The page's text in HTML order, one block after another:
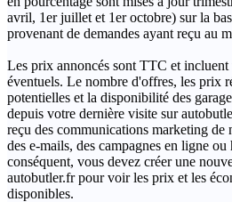
avril, 1er juillet et 1er octobre) sur la
provenant de demandes ayant reçu au
Les prix annoncés sont TTC et incluent
éventuels. Le nombre d'offres, les prix
potentielles et la disponibilité des
depuis votre dernière visite sur
reçu des communications marketing de
des e-mails, des campagnes en ligne
conséquent, vous devez créer une
autobutler.fr pour voir les prix et les
disponibles.